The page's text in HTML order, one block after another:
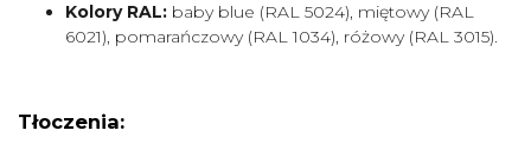
Kolory RAL: baby blue (RAL 5024), miętowy (RAL
6021), pomarańczowy (RAL 1034), różowy (RAL 3015).
Tłoczenia: